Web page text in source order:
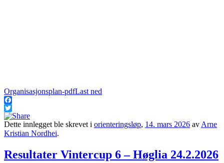
Organisasjonsplan-pdfLast ned
Facebook
Twitter
Dette innlegget ble skrevet i orienteringsløp, 14. mars 2026 av Arne
Kristian Nordhei.
Resultater Vintercup 6 – Høglia 24.2.2026